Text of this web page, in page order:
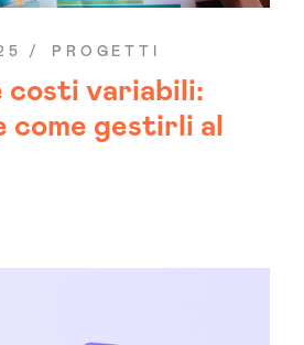
PROGETTI
costi variabili:
come gestirli al